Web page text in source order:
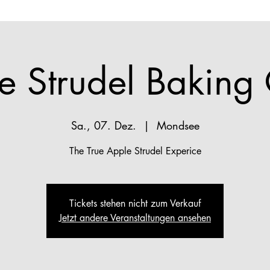
Strudel Baking
Sa., 07. Dez.
  |
Mondsee
The True Apple Strudel Experice
Tickets stehen nicht zum Verkauf
Jetzt andere Veranstaltungen ansehen